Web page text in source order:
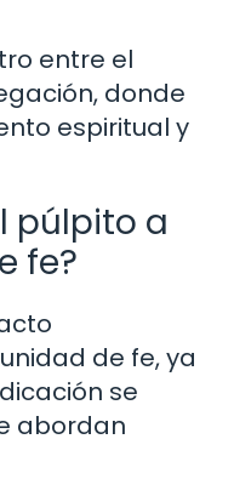
entre el
donde
espiritual y
púlpito a
fe?
de fe, ya
se
abordan